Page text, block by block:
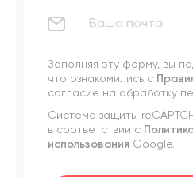
Заполняя эту форму, вы
что ознакомились с
согласие на обработку
Система защиты
в соответствии с
использования Google.